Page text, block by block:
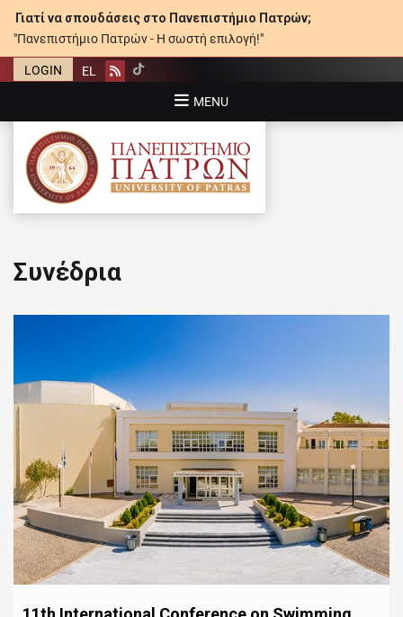
Γιατί να σπουδάσεις στο Πανεπιστήμιο Πατρών;
"Πανεπιστήμιο Πατρών - Η σωστή επιλογή!"
LOGIN EL Rss
MENU
ΠΑΝΕΠΙΣΤΉΜΙΟ ΠΑΤΡΏΝ
Συνέδρια